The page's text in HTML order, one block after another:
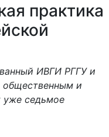
практика
ИВГИ РГГУ и
и
уже седьмое